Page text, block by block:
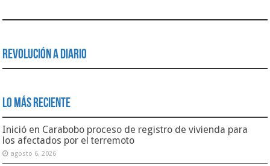
Revolución a Diario
Lo Más Reciente
Inició en Carabobo proceso de registro de vivienda para
los afectados por el terremoto
agosto 6, 2026